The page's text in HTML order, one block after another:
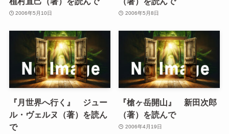
2006年5月10日 2006年5月8日
『月世界へ行く』 ジュー
ル・ヴェルヌ（著）を読ん
で
『槍ヶ岳開山』 新田次郎
（著）を読んで
2006年4月19日